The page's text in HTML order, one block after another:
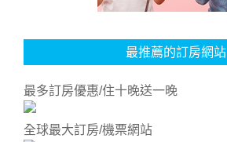
最推薦的訂房網站
最多訂房優惠/住十晚送一晚
全球最大訂房/機票網站